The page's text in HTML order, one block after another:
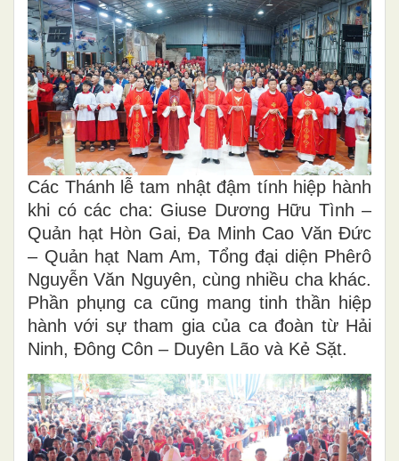
Các Thánh lễ tam nhật đậm tính hiệp hành
khi có các cha: Giuse Dương Hữu Tình –
Quản hạt Hòn Gai, Đa Minh Cao Văn Đức
– Quản hạt Nam Am, Tổng đại diện Phêrô
Nguyễn Văn Nguyên, cùng nhiều cha khác.
Phần phụng ca cũng mang tinh thần hiệp
hành với sự tham gia của ca đoàn từ Hải
Ninh, Đông Côn – Duyên Lão và Kẻ Sặt.